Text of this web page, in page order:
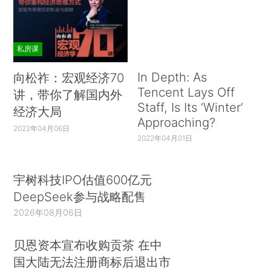
私房课
向松祚：宏观经济70
讲，带你了解国内外
经济大局
2022年04月06日
In Depth: As
Tencent Lays Off
Staff, Is Its ‘Winter’
Approaching?
2022年04月01日
宇树科技IPO估值600亿元
DeepSeek参与战略配售
2026年08月06日
贝恩资本宣布收购贡茶 在中
国大陆无法注册商标后退出市